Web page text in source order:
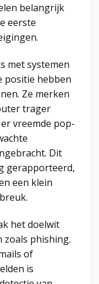
belangrijk
eerste
met systemen
positie hebben
Ze merken
trager
vreemde pop-
Dit
gerapporteerd,
een klein
het doelwit
zoals phishing.
of
is